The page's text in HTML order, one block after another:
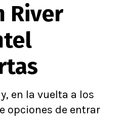
Argentino
Brasileño
River
en la vuelta a los
opciones de entrar